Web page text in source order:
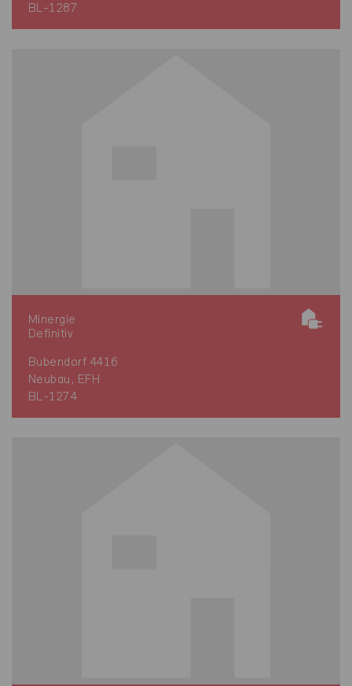
BL-1287
Minergie
Definitiv
Bubendorf 4416
Neubau, EFH
BL-1274